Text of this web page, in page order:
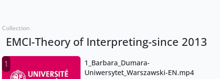
Collection
EMCI-Theory of Interpreting-since 2013
1
1_Barbara_Dumara-
Uniwersytet_Warszawski-EN.mp4